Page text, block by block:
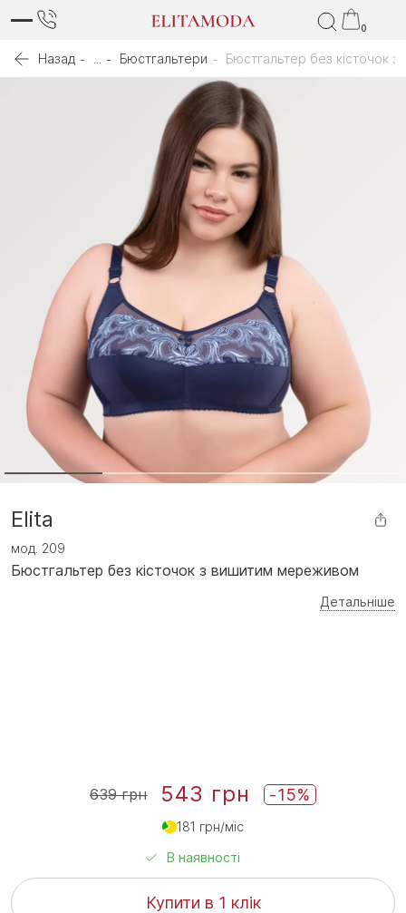
0
Назад Бюстгальтери Бюстгальтер без кісточок
Elita
мод. 209
Бюстгальтер без кісточок з вишитим мереживом
Детальніше
639 грн 543 грн -15%
181 грн/міс
В наявності
Купити в 1 клік